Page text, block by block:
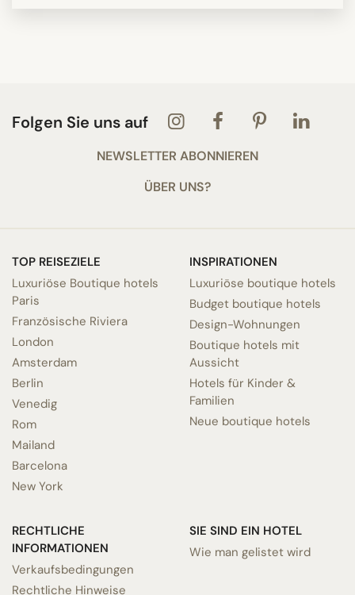
Folgen Sie uns auf
NEWSLETTER ABONNIEREN
ÜBER UNS?
TOP REISEZIELE
Luxuriöse Boutique hotels
Paris
Französische Riviera
London
Amsterdam
Berlin
Venedig
Rom
Mailand
Barcelona
New York
INSPIRATIONEN
Luxuriöse boutique hotels
Budget boutique hotels
Design-Wohnungen
Boutique hotels mit
Aussicht
Hotels für Kinder &
Familien
Neue boutique hotels
RECHTLICHE
INFORMATIONEN
Verkaufsbedingungen
Rechtliche Hinweise
SIE SIND EIN HOTEL
Wie man gelistet wird